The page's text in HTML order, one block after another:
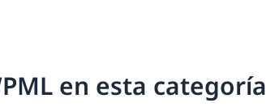
en esta categoría